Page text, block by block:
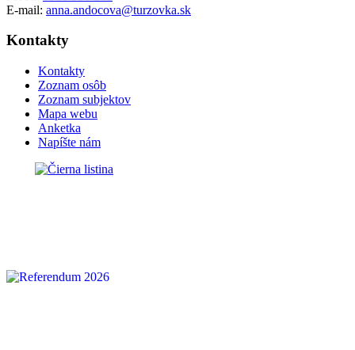
E-mail: anna.andocova@turzovka.sk
Kontakty
Kontakty
Zoznam osôb
Zoznam subjektov
Mapa webu
Anketka
Napíšte nám